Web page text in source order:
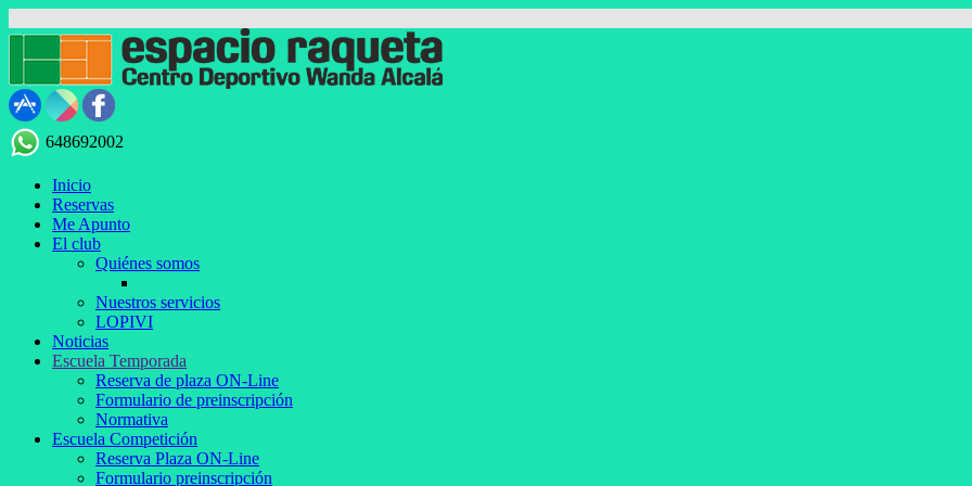
648692002
Inicio
Reservas
Me Apunto
El club
Quiénes somos
Nuestros servicios
LOPIVI
Noticias
Escuela Temporada
Reserva de plaza ON-Line
Formulario de preinscripción
Normativa
Escuela Competición
Reserva Plaza ON-Line
Formulario preinscripción